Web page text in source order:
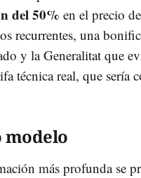
del 50% en el precio
recurrentes, una
y la Generalitat que
técnica real, que sería
modelo
más profunda se